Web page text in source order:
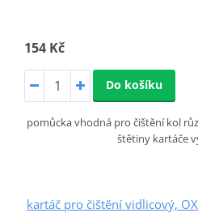
154 Kč
Do košíku
pomůcka vhodná pro čištění kol
štětiny kartáče
kartáč pro čištění vidlicový,